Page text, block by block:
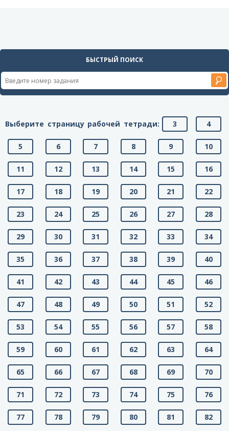
БЫСТРЫЙ ПОИСК
Выберите страницу рабочей тетради: 3 4
5 6 7 8 9 10
11 12 13 14 15 16
17 18 19 20 21 22
23 24 25 26 27 28
29 30 31 32 33 34
35 36 37 38 39 40
41 42 43 44 45 46
47 48 49 50 51 52
53 54 55 56 57 58
59 60 61 62 63 64
65 66 67 68 69 70
71 72 73 74 75 76
77 78 79 80 81 82